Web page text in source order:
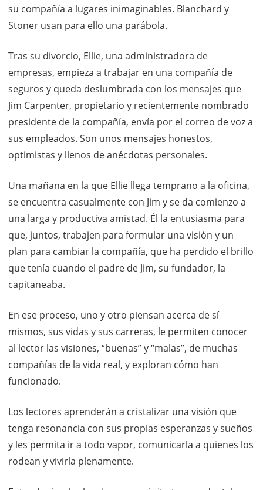
su compañía a lugares inimaginables. Blanchard y
Stoner usan para ello una parábola.
Tras su divorcio, Ellie, una administradora de
empresas, empieza a trabajar en una compañía de
seguros y queda deslumbrada con los mensajes que
Jim Carpenter, propietario y recientemente nombrado
presidente de la compañía, envía por el correo de voz a
sus empleados. Son unos mensajes honestos,
optimistas y llenos de anécdotas personales.
Una mañana en la que Ellie llega temprano a la oficina,
se encuentra casualmente con Jim y se da comienzo a
una larga y productiva amistad. Él la entusiasma para
que, juntos, trabajen para formular una visión y un
plan para cambiar la compañía, que ha perdido el brillo
que tenía cuando el padre de Jim, su fundador, la
capitaneaba.
En ese proceso, uno y otro piensan acerca de sí
mismos, sus vidas y sus carreras, le permiten conocer
al lector las visiones, “buenas” y “malas”, de muchas
compañías de la vida real, y exploran cómo han
funcionado.
Los lectores aprenderán a cristalizar una visión que
tenga resonancia con sus propias esperanzas y sueños
y les permita ir a todo vapor, comunicarla a quienes los
rodean y vivirla plenamente.